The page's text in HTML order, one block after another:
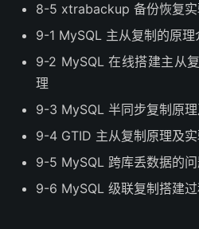
8-5 xtrabackup 备份恢复实
9-1 MySQL 主从复制的原理
9-2 MySQL 在线搭建主从
理
9-3 MySQL 半同步复制原
9-4 GTID 主从复制原理及
9-5 MySQL 跨库丢数据的
9-6 MySQL 级联复制搭建